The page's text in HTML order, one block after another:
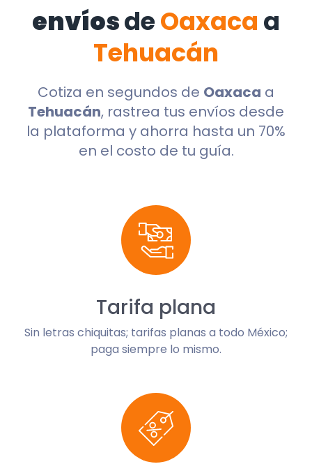
envíosdeOaxaca a
Tehuacán
Cotiza en segundos de Oaxaca a
Tehuacán, rastrea tus envíos desde
la plataforma y ahorra hasta un 70%
en el costo de tu guía.
Tarifa plana
Sin letras chiquitas; tarifas planas a todo México;
paga siempre lo mismo.